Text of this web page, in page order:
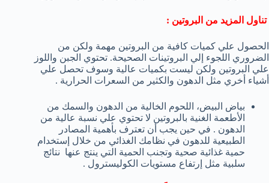
تناول المزيد من البروتين :
الحصول علي كميات كافية من البروتين مهمة ولكن من
الضروري اللجوء إلي البروتينات الصحيحة. تحتوي الجبن واللوز
علي البروتين ولكن ليست بكميات عالية وسوف تحصل علي
أشياء أخري مثل الدهون والكثير من السعرات الحرارية .
بياض البيض، اللحوم الخالية من الدهون والسمك من
الأطعمة الغنية بالبروتين لا تحتوي علي نسبة عالية من
الدهون . في حين يجب أن تعترف بأهمية المصادر
الطبيعية للدهون في نظامك الغذائي من خلال إستخدام
حمية غذائية صحية وتجنب الحمية التي ينتج عنها نتائج
سلبية مثل إرتفاع مستويات الكوليسترول .